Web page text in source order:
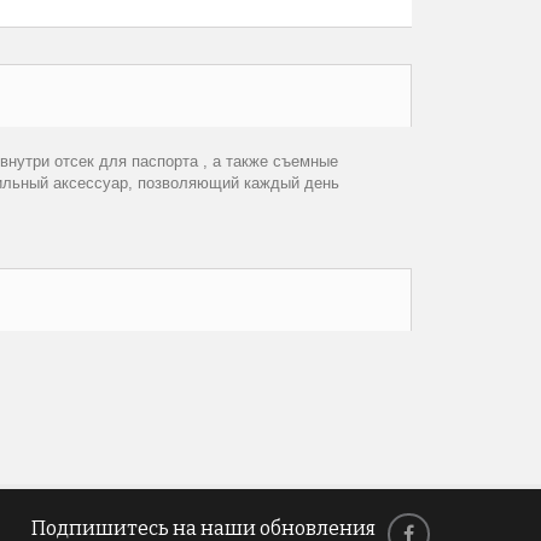
отсек для паспорта , а также съемные
аксессуар, позволяющий каждый день
Подпишитесь на наши обновления